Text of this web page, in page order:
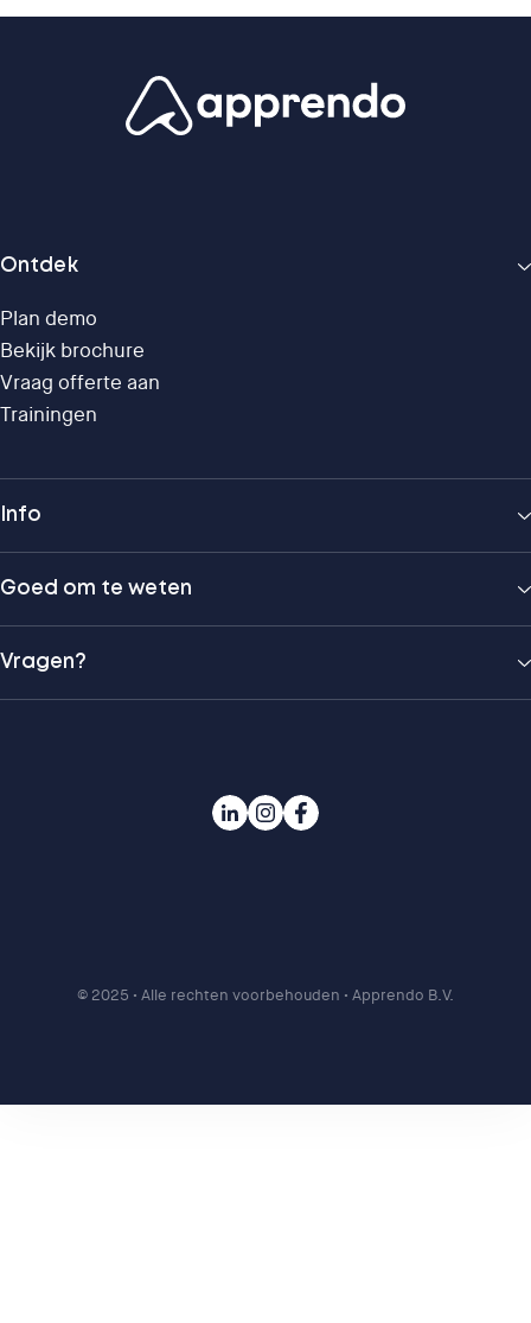
Ontdek
Plan demo
Bekijk brochure
Vraag offerte aan
Trainingen
Info
Goed om te weten
Vragen?
© 2025 • Alle rechten voorbehouden • Apprendo B.V.